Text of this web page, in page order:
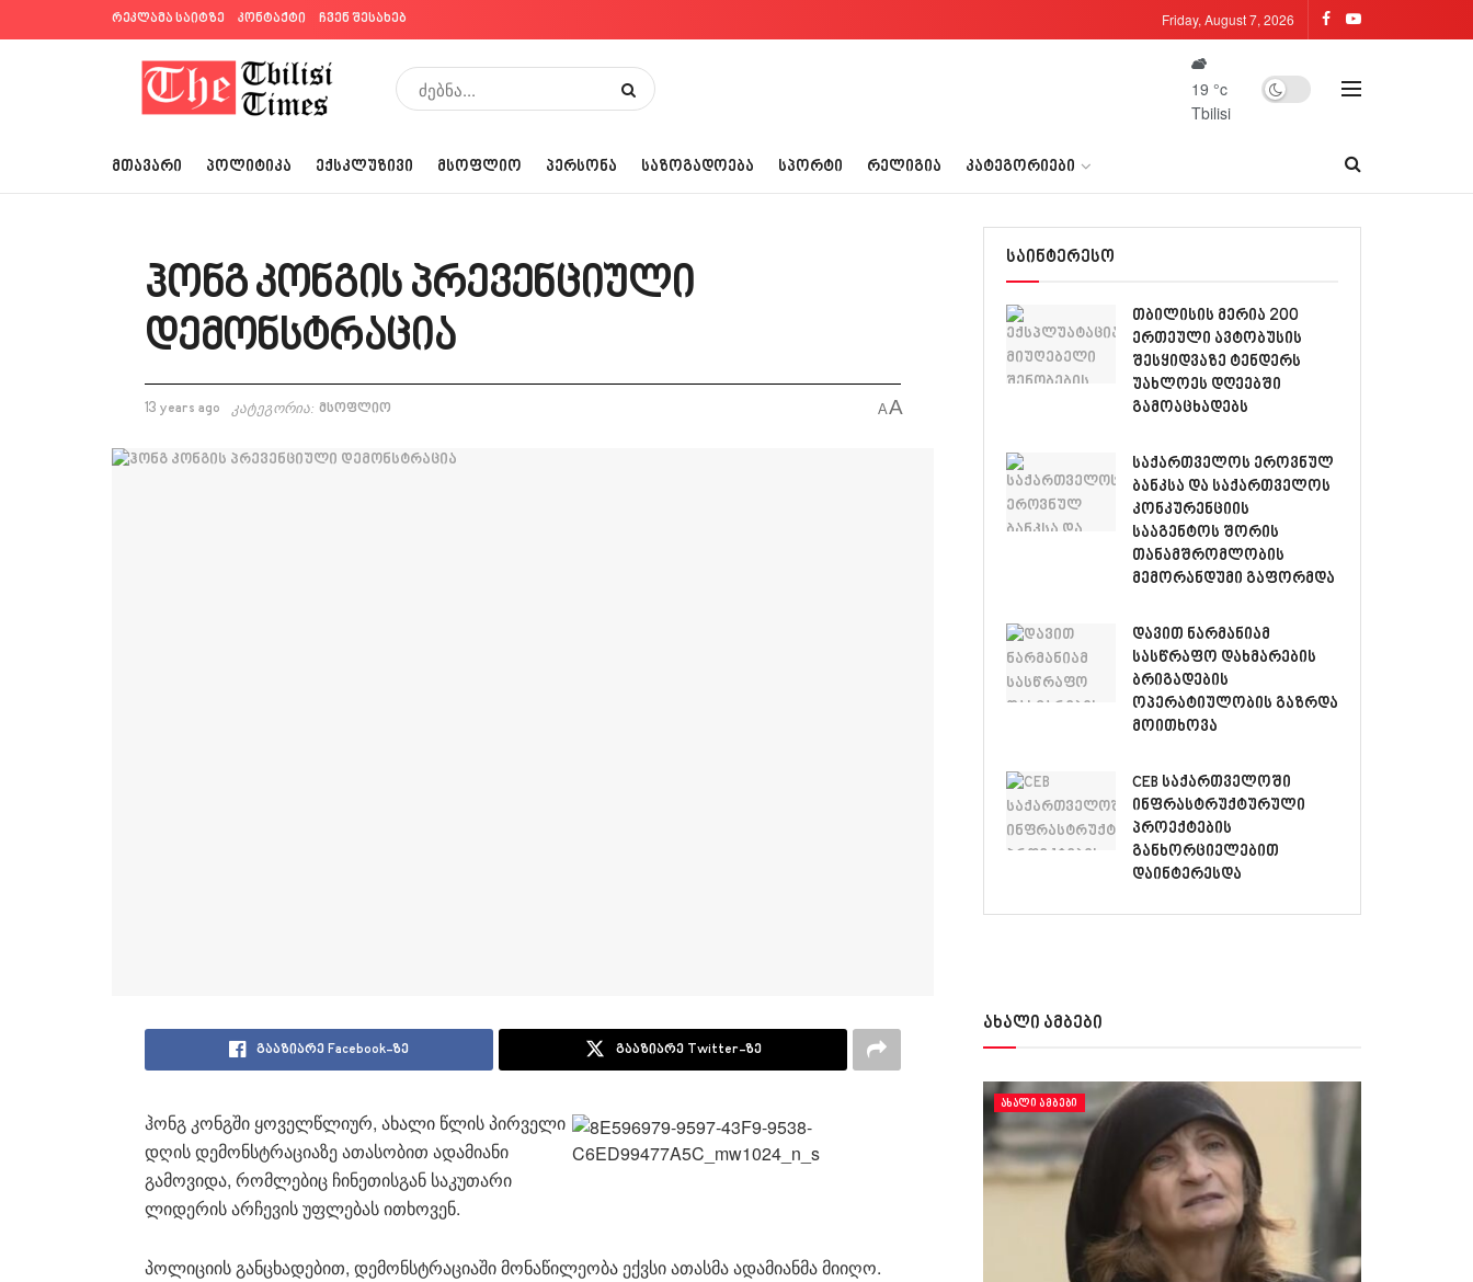
რეკლამა საიტზე კონტაქტი ჩვენ შესახებ Friday, August 7, 2026
19 °c
Tbilisi
ᲛᲗᲐᲕᲐᲠᲘ ᲞᲝᲚᲘᲢᲘᲙᲐ ᲔᲥᲡᲙᲚᲣᲖᲘᲕᲘ ᲛᲡᲝᲤᲚᲘᲝ ᲞᲔᲠᲡᲝᲜᲐ ᲡᲐᲖᲝᲒᲐᲓᲝᲔᲑᲐ ᲡᲞᲝᲠᲢᲘ ᲠᲔᲚᲘᲒᲘᲐ ᲙᲐᲢᲔᲒᲝᲠᲘᲔᲑᲘ
ჰონგ კონგის პრევენციული
დემონსტრაცია
13 years ago კატეგორია: მსოფლიო AA
გააზიარე Facebook-ზე გააზიარე Twitter-ზე
ჰონგ კონგში ყოველწლიურ, ახალი წლის პირველი
დღის დემონსტრაციაზე ათასობით ადამიანი
გამოვიდა, რომლებიც ჩინეთისგან საკუთარი
ლიდერის არჩევის უფლებას ითხოვენ.
პოლიციის განცხადებით, დემონსტრაციაში მონაწილეობა ექვსი ათასმა ადამიანმა მიიღო.
საინტერესო
თბილისის მერია 200
ერთეული ავტობუსის
შესყიდვაზე ტენდერს
უახლოეს დღეებში
გამოაცხადებს
საქართველოს ეროვნულ
ბანკსა და საქართველოს
კონკურენციის
სააგენტოს შორის
თანამშრომლობის
მემორანდუმი გაფორმდა
დავით ნარმანიამ
სასწრაფო დახმარების
ბრიგადების
ოპერატიულობის გაზრდა
მოითხოვა
CEB საქართველოში
ინფრასტრუქტურული
პროექტების
განხორციელებით
დაინტერესდა
ახალი ამბები
ᲐᲮᲐᲚᲘ ᲐᲛᲑᲔᲑᲘ